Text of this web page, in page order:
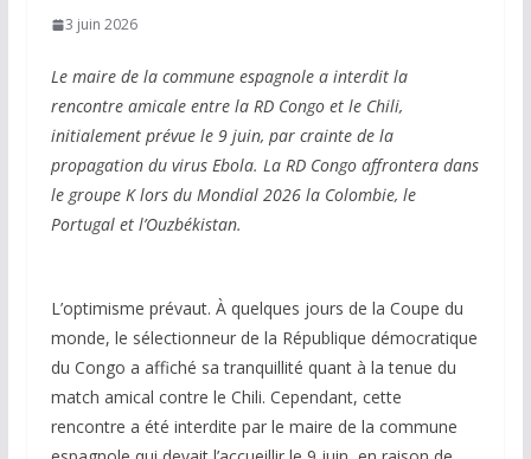
3 juin 2026
Le maire de la commune espagnole a interdit la
rencontre amicale entre la RD Congo et le Chili,
initialement prévue le 9 juin, par crainte de la
propagation du virus Ebola. La RD Congo affrontera dans
le groupe K lors du Mondial 2026 la Colombie, le
Portugal et l’Ouzbékistan.
L’optimisme prévaut. À quelques jours de la Coupe du
monde, le sélectionneur de la République démocratique
du Congo a affiché sa tranquillité quant à la tenue du
match amical contre le Chili. Cependant, cette
rencontre a été interdite par le maire de la commune